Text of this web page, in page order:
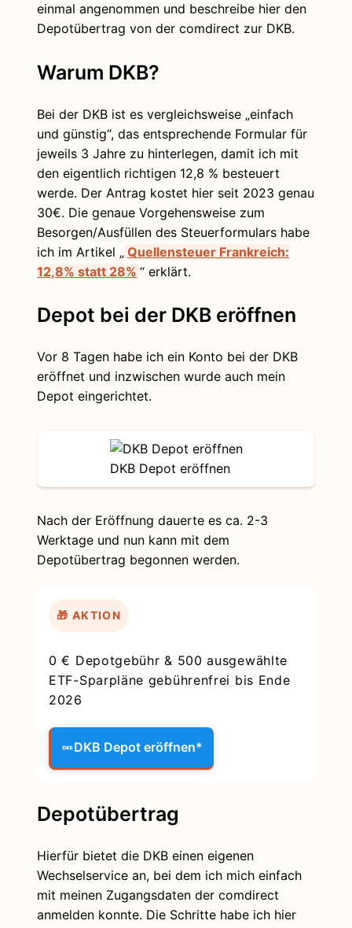
einmal angenommen und beschreibe hier den
Depotübertrag von der comdirect zur DKB.
Warum DKB?
Bei der DKB ist es vergleichsweise „einfach
und günstig“, das entsprechende Formular für
jeweils 3 Jahre zu hinterlegen, damit ich mit
den eigentlich richtigen 12,8 % besteuert
werde. Der Antrag kostet hier seit 2023 genau
30€. Die genaue Vorgehensweise zum
Besorgen/Ausfüllen des Steuerformulars habe
ich im Artikel „ Quellensteuer Frankreich:
12,8% statt 28% “ erklärt.
Depot bei der DKB eröffnen
Vor 8 Tagen habe ich ein Konto bei der DKB
eröffnet und inzwischen wurde auch mein
Depot eingerichtet.
DKB Depot eröffnen
Nach der Eröffnung dauerte es ca. 2-3
Werktage und nun kann mit dem
Depotübertrag begonnen werden.
🎁 AKTION
0 € Depotgebühr & 500 ausgewählte
ETF-Sparpläne gebührenfrei bis Ende
2026
DKB Depot eröffnen*
Depotübertrag
Hierfür bietet die DKB einen eigenen
Wechselservice an, bei dem ich mich einfach
mit meinen Zugangsdaten der comdirect
anmelden konnte. Die Schritte habe ich hier